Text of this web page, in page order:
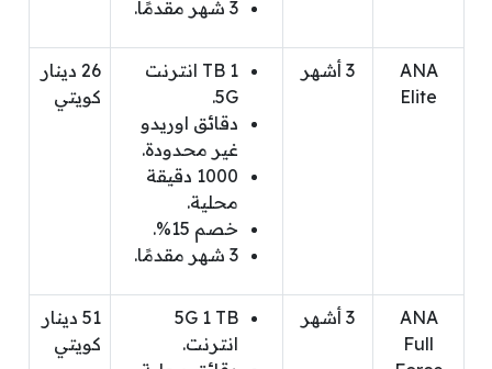
3 شهر مقدمًا.
ANA
Elite
3 أشهر
1 TB انترنت
5G.
دقائق اوريدو
غير محدودة.
1000 دقيقة
محلية.
خصم 15%.
3 شهر مقدمًا.
26 دينار
كويتي
ANA
Full
3 أشهر
5G 1 TB
انترنت.
51 دينار
كويتي